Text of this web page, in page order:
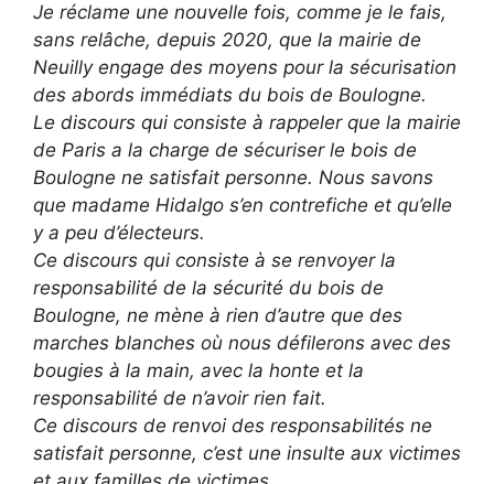
Je réclame une nouvelle fois, comme je le fais,
sans relâche, depuis 2020, que la mairie de
Neuilly engage des moyens pour la sécurisation
des abords immédiats du bois de Boulogne.
Le discours qui consiste à rappeler que la mairie
de Paris a la charge de sécuriser le bois de
Boulogne ne satisfait personne. Nous savons
que madame Hidalgo s’en contrefiche et qu’elle
y a peu d’électeurs.
Ce discours qui consiste à se renvoyer la
responsabilité de la sécurité du bois de
Boulogne, ne mène à rien d’autre que des
marches blanches où nous défilerons avec des
bougies à la main, avec la honte et la
responsabilité de n’avoir rien fait.
Ce discours de renvoi des responsabilités ne
satisfait personne, c’est une insulte aux victimes